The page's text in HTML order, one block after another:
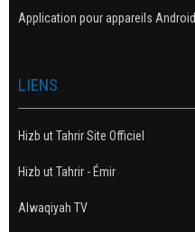
Application pour appareils Android
LIENS
Hizb ut Tahrir Site Officiel
Hizb ut Tahrir - Émir
Alwaqiyah TV